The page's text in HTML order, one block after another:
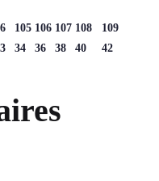
105 106 107 108
109
34 36 38 40 42